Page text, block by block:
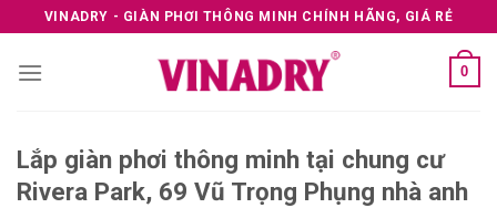
to
content
VINADRY - GIÀN PHƠI THÔNG MINH CHÍNH HÃNG, GIÁ RẺ
0
Lắp giàn phơi thông minh tại chung cư
Rivera Park, 69 Vũ Trọng Phụng nhà anh